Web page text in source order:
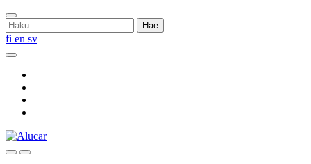
Skip
to
content
Sulje
haku
Haku:
fi en sv
Hae
HaeMenu